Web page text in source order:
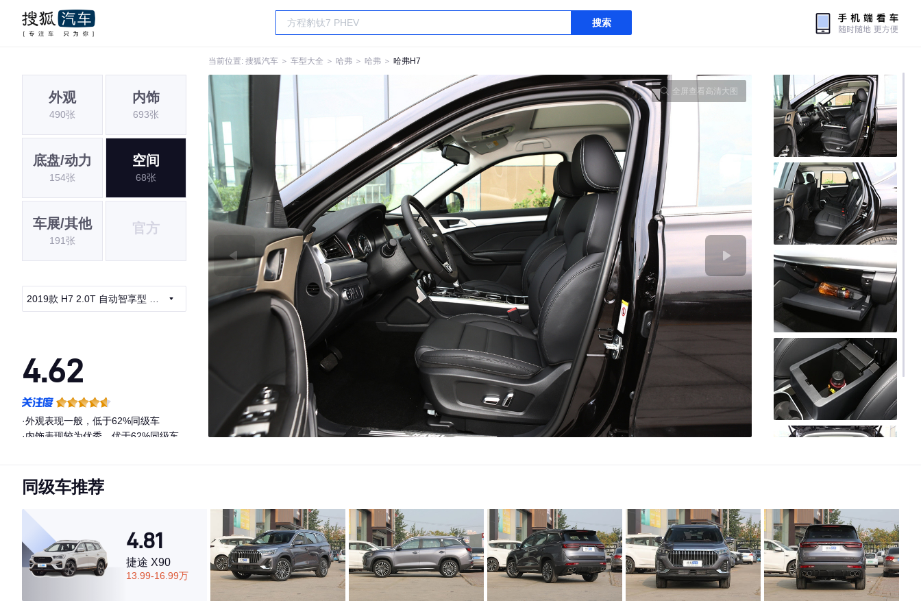
搜索
当前位置: 搜狐汽车 ＞ 车型大全 ＞ 哈弗 ＞ 哈弗 ＞ 哈弗H7
外观
490张
内饰
693张
底盘/动力
154张
空间
68张
车展/其他
191张
官方
2019款 H7 2.0T 自动智享型 国
4.62
·外观表现一般，低于62%同级车
·内饰表现较为优秀，优于62%同级车
全屏查看高清大图
同级车推荐
4.81
捷途 X90
13.99-16.99万